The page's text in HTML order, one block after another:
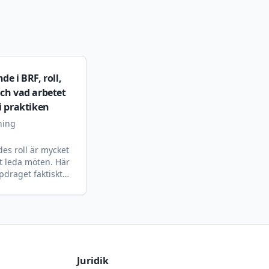
i BRF, roll,
vad arbetet
praktiken
roll är mycket
leda möten. Här
faktiskt
kommer in i
Juridik